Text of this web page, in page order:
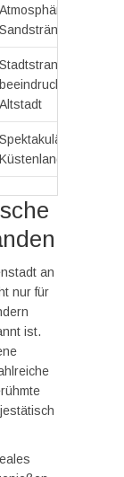
Atmosphäre mit
Sandstränden
Stadtstrand mit
beeindruckender
Altstadt
Spektakuläre
Küstenlandschaften
an
nur für
ist.